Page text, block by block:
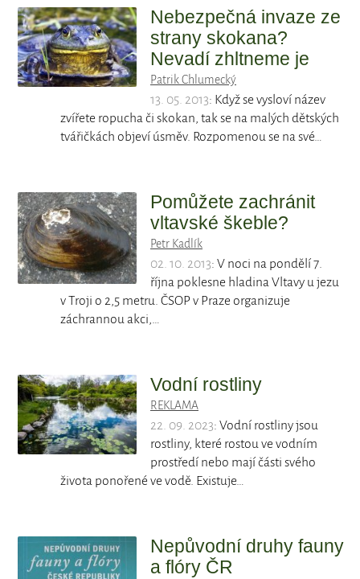
Nebezpečná invaze ze
strany skokana?
Nevadí zhltneme je
Patrik Chlumecký
13. 05. 2013: Když se vysloví název
zvířete ropucha či skokan, tak se na malých dětských
tvářičkách objeví úsměv. Rozpomenou se na své…
Pomůžete zachránit
vltavské škeble?
Petr Kadlík
02. 10. 2013: V noci na pondělí 7.
října poklesne hladina Vltavy u jezu
v Troji o 2,5 metru. ČSOP v Praze organizuje
záchrannou akci,…
Vodní rostliny
REKLAMA
22. 09. 2023: Vodní rostliny jsou
rostliny, které rostou ve vodním
prostředí nebo mají části svého
života ponořené ve vodě. Existuje…
Nepůvodní druhy fauny
a flóry ČR